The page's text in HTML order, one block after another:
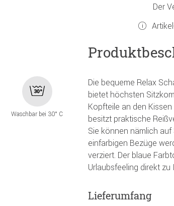
Der
Waschbar bei 30° C
Die bequeme Relax
bietet höchsten
Kopfteile an den
besitzt praktische
Sie können nämlich auf
einfarbigen Bezüge
verziert. Der blaue
Urlaubsfeeling direkt zu
Lieferumfang